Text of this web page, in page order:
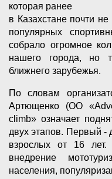
которая ранее
в Казахстане почти
популярных
собрало огромное
нашего города, но
ближнего зарубежья.
По словам
Артющенко (ОО
climb» означает
двух этапов. Первый -
взрослых от 16
внедрение
населения,